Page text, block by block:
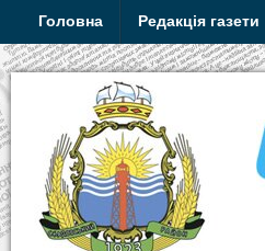
Головна Редакція газети